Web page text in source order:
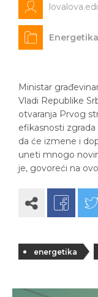
Energetika
Ministar
Vladi Republike
otvaranja Prvog
efikasnosti
da će izmene i
uneti mnogo
je, govoreći na
energetika